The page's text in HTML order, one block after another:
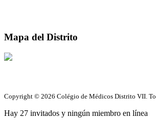
Mapa del Distrito
Copyright © 2026 Colégio de Médicos Distrito VII.
Hay 27 invitados y ningún miembro en línea